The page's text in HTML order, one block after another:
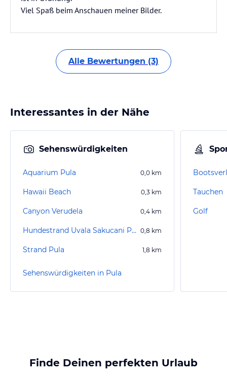
Viel Spaß beim Anschauen meiner Bilder.
Alle Bewertungen (3)
Interessantes in der Nähe
Sehenswürdigkeiten
Aquarium Pula 0,0 km
Hawaii Beach 0,3 km
Canyon Verudela 0,4 km
Hundestrand Uvala Sakucani Pula 0,8 km
Strand Pula 1,8 km
Sehenswürdigkeiten in Pula
Tauchen
Golf
Finde Deinen perfekten Urlaub